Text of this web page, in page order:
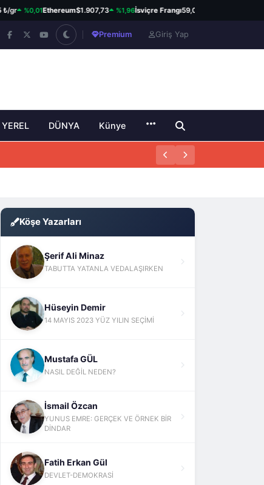
%0,01Ethereum$1.907,73 %1,96İsviçre Frangı59,01 ₺ %0,02
Premium Giriş Yap
YEREL DÜNYA Künye
Köşe Yazarları
Şerif Ali Minaz
TABUTTA YATANLA VEDALAŞIRKEN
Hüseyin Demir
14 MAYIS 2023 YÜZ YILIN SEÇİMİ
Mustafa GÜL
NASIL DEĞİL NEDEN?
İsmail Özcan
YUNUS EMRE: GERÇEK VE ÖRNEK BİR
DİNDAR
Fatih Erkan Gül
DEVLET-DEMOKRASİ